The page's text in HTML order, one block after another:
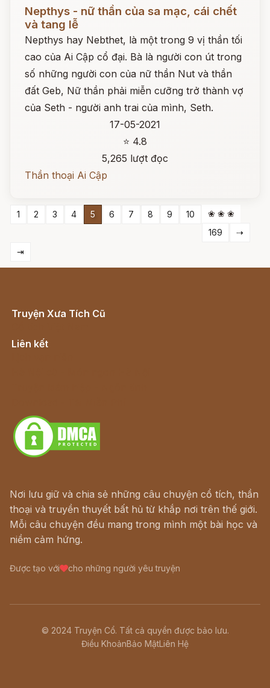
Nepthys - nữ thần của sa mạc, cái chết
và tang lễ
Nepthys hay Nebthet, là một trong 9 vị thần tối
cao của Ai Cập cổ đại. Bà là người con út trong
số những người con của nữ thần Nut và thần
đất Geb, Nữ thần phải miễn cưỡng trở thành vợ
của Seth - người anh trai của mình, Seth.
17-05-2021
⭐ 4.8
5,265 lượt đọc
Thần thoại Ai Cập
1 2 3 4 5 6 7 8 9 10
❀ ❀ ❀
169
⇢
⇥
Truyện Xưa Tích Cũ
Liên kết
Nơi lưu giữ và chia sẻ những câu chuyện cổ tích, thần
thoại và truyền thuyết bất hủ từ khắp nơi trên thế giới.
Mỗi câu chuyện đều mang trong mình một bài học và
niềm cảm hứng.
Được tạo với cho những người yêu truyện
© 2024 Truyện Cổ. Tất cả quyền được bảo lưu.
Điều KhoảnBảo MậtLiên Hệ